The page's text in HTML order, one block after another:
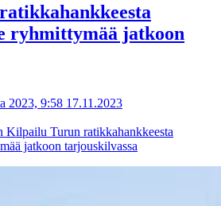
ryhmittymää jatkoon
2023, 9:58 17.11.2023
Kilpailu Turun ratikkahankkeesta
jatkoon tarjouskilvassa